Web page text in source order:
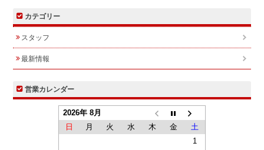
カテゴリー
スタッフ
最新情報
営業カレンダー
2026年 8月
日
月 火 水 木 金
土
1